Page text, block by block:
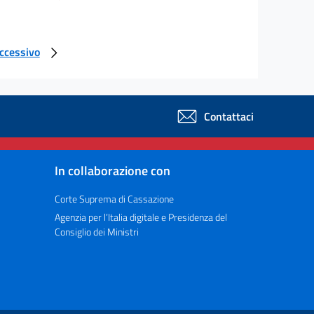
Contattaci
In collaborazione con
Corte Suprema di Cassazione
Agenzia per l’Italia digitale e Presidenza del
Consiglio dei Ministri